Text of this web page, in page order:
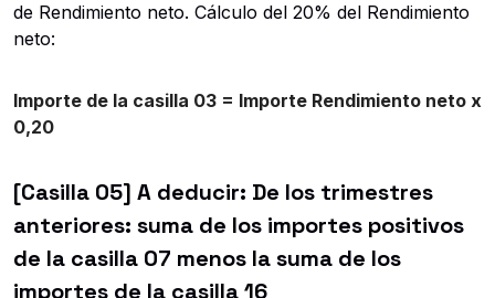
de Rendimiento neto. Cálculo del 20% del Rendimiento
neto:
Importe de la casilla 03 = Importe Rendimiento neto x
0,20
[Casilla 05] A deducir: De los trimestres
anteriores: suma de los importes positivos
de la casilla 07 menos la suma de los
importes de la casilla 16